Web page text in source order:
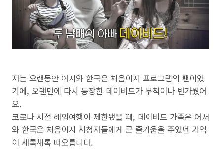
저는 오랜동안 어서와 한국은 처음이지 프로그램의 팬이었
기에, 오랜만에 다시 등장한 데이비드가 무척이나 반가웠어
요.
코로나 시절 해외여행이 제한됐을 때, 데이비드 가족은 어서
와 한국은 처음이지 시청자들에게 큰 즐거움을 주었던 기억
이 새록새록 떠오릅니다.